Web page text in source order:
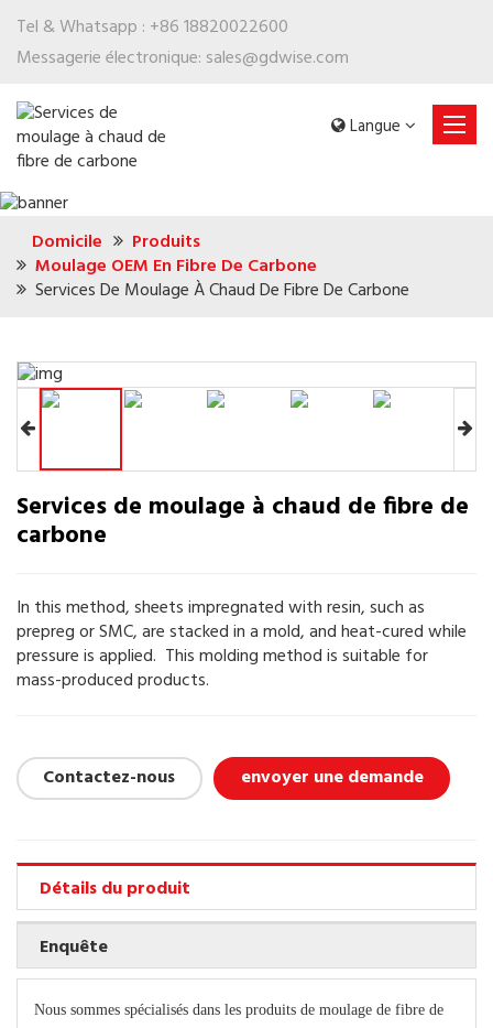
Tel & Whatsapp : +86 18820022600
Messagerie électronique: sales@gdwise.com
Langue
Domicile
Produits
Moulage OEM En Fibre De Carbone
Services De Moulage À Chaud De Fibre De Carbone
Services de moulage à chaud de fibre de
carbone
In this method, sheets impregnated with resin, such as
prepreg or SMC, are stacked in a mold, and heat-cured while
pressure is applied. This molding method is suitable for
mass-produced products.
Contactez-nous envoyer une demande
Détails du produit
Enquête
Nous sommes spécialisés dans les produits de moulage de fibre de